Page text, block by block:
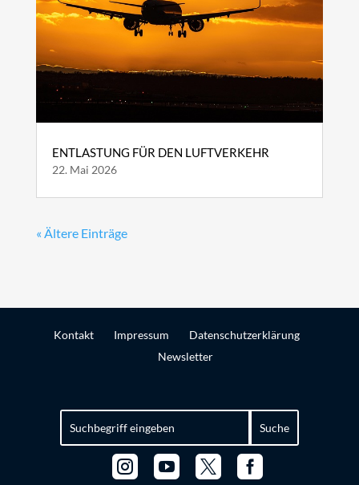
ENTLASTUNG FÜR DEN LUFTVERKEHR
22. Mai 2026
« Ältere Einträge
Kontakt Impressum
Datenschutzerklärung
Newsletter
nach:
   